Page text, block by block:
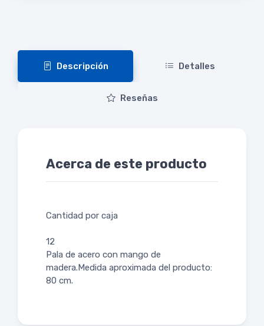
Descripción Detalles
Reseñas
Acerca de este producto
Cantidad por caja
12
Pala de acero con mango de
madera.Medida aproximada del producto:
80 cm.